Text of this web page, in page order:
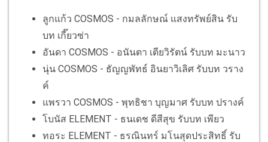
ลูกแก้ว COSMOS - กมลลักษณ์ แสงทรัพย์สิน รับ
บท เกี๊ยวซ่า
อันดา COSMOS - อนันตา เตียวิรัตน์ รับบท มะนาว
นุ่น COSMOS - ธัญญพัทธ์ อินยาวิเลิศ รับบท วราง
ค์
แพรวา COSMOS - พุทธิชา บุญมาศ รับบท ปรางค์
โบนัส ELEMENT - ธนเดช ดีสีสุข รับบท เพียว
ทอระ ELEMENT - ธรณินทร์ มโนสุดประสิทธิ์ รับ